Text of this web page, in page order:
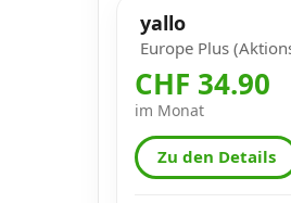
yallo
Europe Plus
CHF 34.90
im Monat
Zu den Details